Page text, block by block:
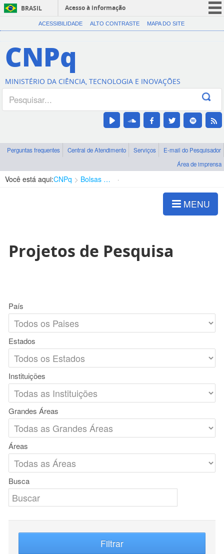
BRASIL
Acesso à informação
CORONAVÍRUS (COVID-19)
Canais
ACESSIBILIDADE ALTO CONTRASTE MAPA DO SITE
CNPq
MINISTÉRIO DA CIÊNCIA, TECNOLOGIA E INOVAÇÕES
Perguntas frequentes Central de Atendimento Serviços
E-mail do Pesquisador
Área de imprensa
Você está aqui:CNPq Bolsas e Auxílios Vigentes
MENU
Projetos de Pesquisa
País
Estados
Instituições
Grandes Áreas
Áreas
Busca
Filtrar